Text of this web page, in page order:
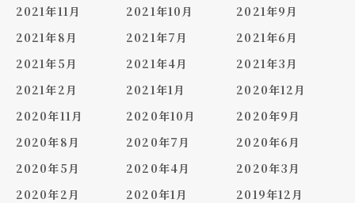
2021年11月
2021年10月
2021年9月
2021年8月
2021年7月
2021年6月
2021年5月
2021年4月
2021年3月
2021年2月
2021年1月
2020年12月
2020年11月
2020年10月
2020年9月
2020年8月
2020年7月
2020年6月
2020年5月
2020年4月
2020年3月
2020年2月
2020年1月
2019年12月